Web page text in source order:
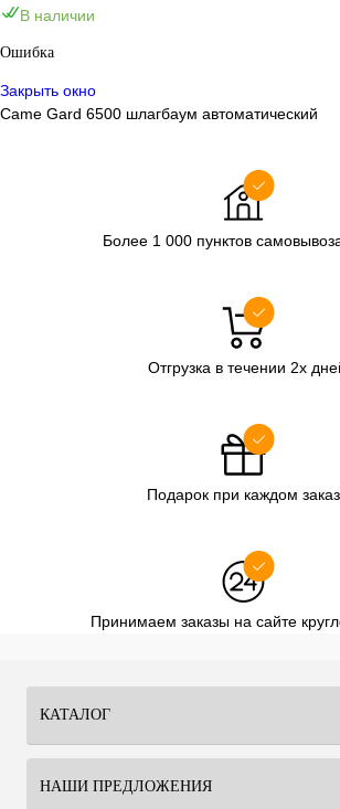
В наличии
Ошибка
Закрыть окно
Came Gard 6500 шлагбаум автоматический
Более 1 000 пунктов
Отгрузка в течении 2х
Подарок при каждом
Принимаем заказы на сайте
КАТАЛОГ
НАШИ ПРЕДЛОЖЕНИЯ